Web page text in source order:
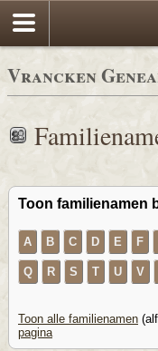
Vrancken
Toon familienamen
A B C D E F
Q R S T U V
Toon alle familienamen
pagina